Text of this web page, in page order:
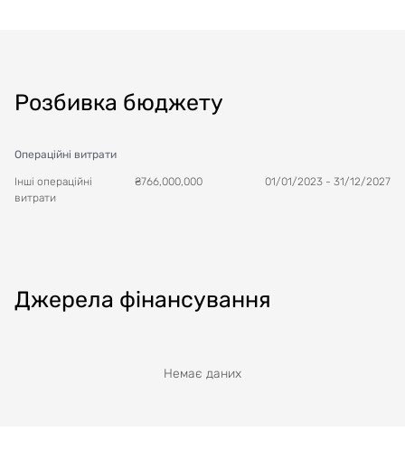
Розбивка бюджету
Операційні витрати
Інші операційні
витрати
₴766,000,000 01/01/2023 - 31/12/2027
Джерела фінансування
Немає даних